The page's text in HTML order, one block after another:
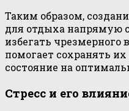
Таким образом,
для отдыха напрямую
избегать
помогает сохранять
состояние на
Стресс и его